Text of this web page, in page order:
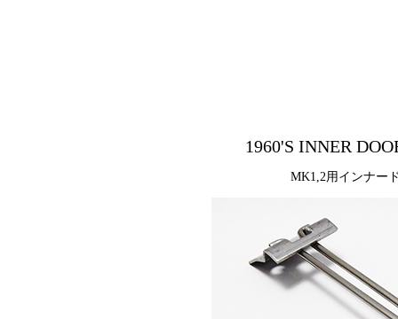
1960'S INNER
MK1,2用インナー